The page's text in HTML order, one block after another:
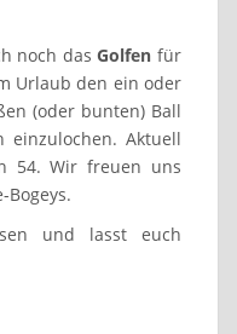
noch dasGolfen für
Urlaub den ein oder
(oder bunten) Ball
einzulochen. Aktuell
54. Wir freuen uns
und lasst euch